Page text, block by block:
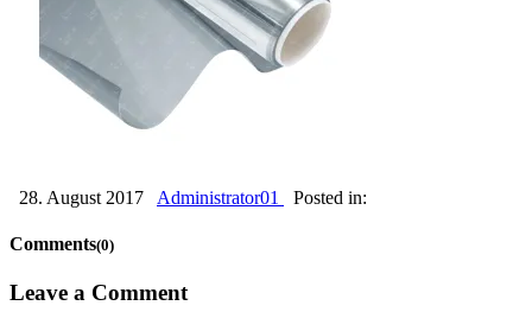
28. August 2017 Administrator01 Posted in:
Comments(0)
Leave a Comment